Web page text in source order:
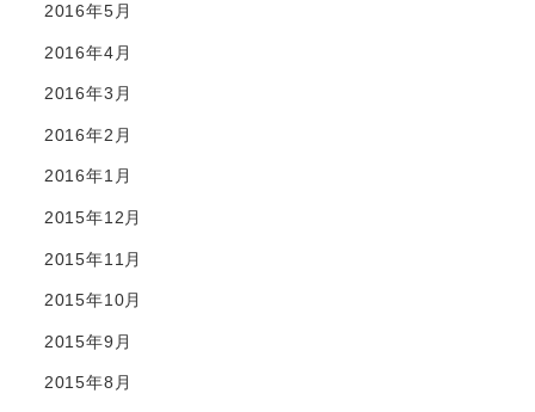
2016年5月
2016年4月
2016年3月
2016年2月
2016年1月
2015年12月
2015年11月
2015年10月
2015年9月
2015年8月